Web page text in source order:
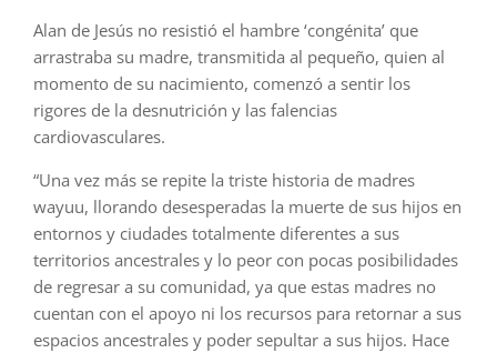
Alan de Jesús no resistió el hambre ‘congénita’ que
arrastraba su madre, transmitida al pequeño, quien al
momento de su nacimiento, comenzó a sentir los
rigores de la desnutrición y las falencias
cardiovasculares.
“Una vez más se repite la triste historia de madres
wayuu, llorando desesperadas la muerte de sus hijos en
entornos y ciudades totalmente diferentes a sus
territorios ancestrales y lo peor con pocas posibilidades
de regresar a su comunidad, ya que estas madres no
cuentan con el apoyo ni los recursos para retornar a sus
espacios ancestrales y poder sepultar a sus hijos. Hace